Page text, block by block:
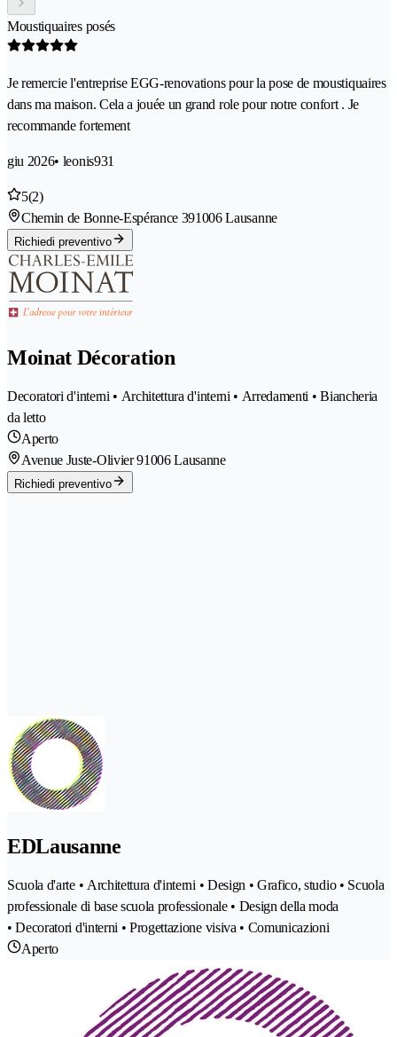
Moustiquaires posés
Je remercie l'entreprise EGG-renovations pour la pose de moustiquaires
dans ma maison. Cela a jouée un grand role pour notre confort . Je
recommande fortement
giu 2026• leonis931
5(2)
Chemin de Bonne-Espérance 391006 Lausanne
Richiedi preventivo
Moinat Décoration
Decoratori d'interni • Architettura d'interni • Arredamenti • Biancheria
da letto
Aperto
Avenue Juste-Olivier 91006 Lausanne
Richiedi preventivo
EDLausanne
Scuola d'arte • Architettura d'interni • Design • Grafico, studio • Scuola
professionale di base scuola professionale • Design della moda
• Decoratori d'interni • Progettazione visiva • Comunicazioni
Aperto